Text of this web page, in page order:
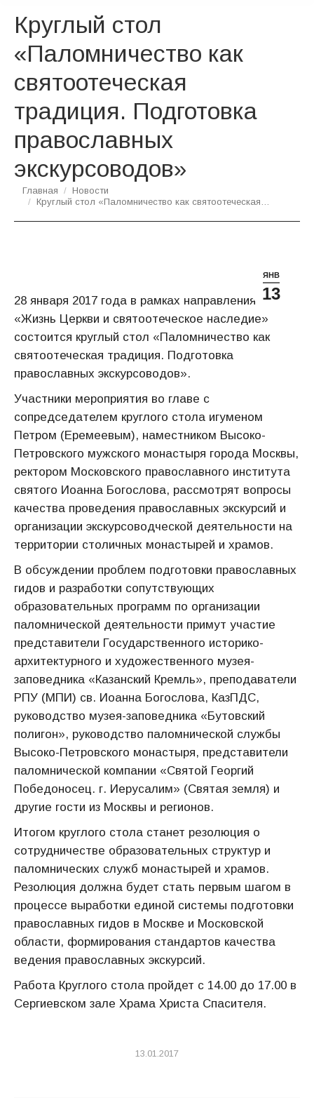
Круглый стол
«Паломничество как
святоотеческая
традиция. Подготовка
православных
экскурсоводов»
Вы здесь:
Главная
Новости
Круглый стол «Паломничество как святоотеческая…
ЯНВ
13
28 января 2017 года в рамках направления
«Жизнь Церкви и святоотеческое наследие»
состоится круглый стол «Паломничество как
святоотеческая традиция. Подготовка
православных экскурсоводов».
Участники мероприятия во главе с
сопредседателем круглого стола игуменом
Петром (Еремеевым), наместником Высоко-
Петровского мужского монастыря города Москвы,
ректором Московского православного института
святого Иоанна Богослова, рассмотрят вопросы
качества проведения православных экскурсий и
организации экскурсоводческой деятельности на
территории столичных монастырей и храмов.
В обсуждении проблем подготовки православных
гидов и разработки сопутствующих
образовательных программ по организации
паломнической деятельности примут участие
представители Государственного историко-
архитектурного и художественного музея-
заповедника «Казанский Кремль», преподаватели
РПУ (МПИ) св. Иоанна Богослова, КазПДС,
руководство музея-заповедника «Бутовский
полигон», руководство паломнической службы
Высоко-Петровского монастыря, представители
паломнической компании «Святой Георгий
Победоносец. г. Иерусалим» (Святая земля) и
другие гости из Москвы и регионов.
Итогом круглого стола станет резолюция о
сотрудничестве образовательных структур и
паломнических служб монастырей и храмов.
Резолюция должна будет стать первым шагом в
процессе выработки единой системы подготовки
православных гидов в Москве и Московской
области, формирования стандартов качества
ведения православных экскурсий.
Работа Круглого стола пройдет с 14.00 до 17.00 в
Сергиевском зале Храма Христа Спасителя.
13.01.2017